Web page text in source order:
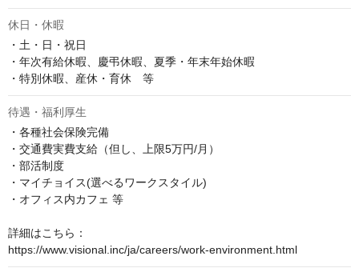
休日・休暇
・土・日・祝日
・年次有給休暇、慶弔休暇、夏季・年末年始休暇
・特別休暇、産休・育休　等
待遇・福利厚生
・各種社会保険完備
・交通費実費支給（但し、上限5万円/月）
・部活制度
・マイチョイス(選べるワークスタイル)
・オフィス内カフェ 等
詳細はこちら：
https://www.visional.inc/ja/careers/work-environment.html